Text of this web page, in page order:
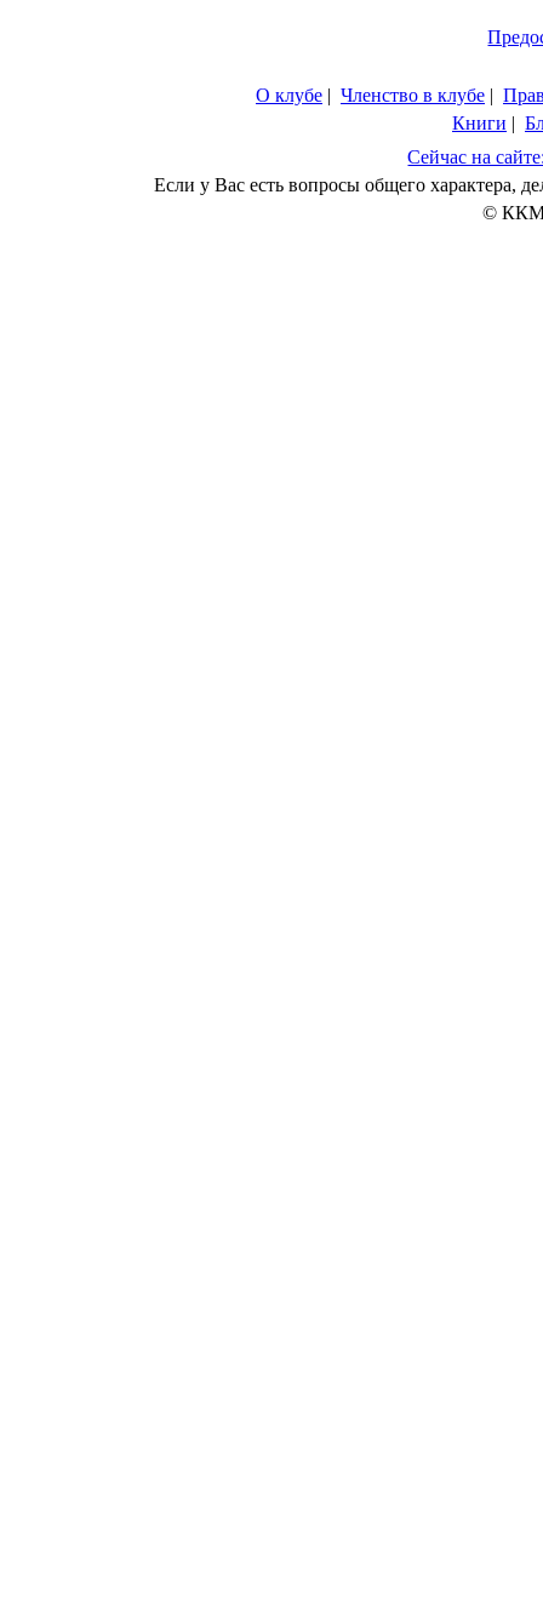
О клубе | Членство в клубе |
Книги |
Сейчас на
Если у Вас есть вопросы общего характера,
© ККМ